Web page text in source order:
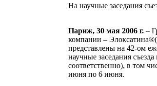
На научные заседания
Париж, 30 мая 2006 г. –
компании –
представлены на 42-ом
научные заседания
соответственно), в том
июня по 6 июня.